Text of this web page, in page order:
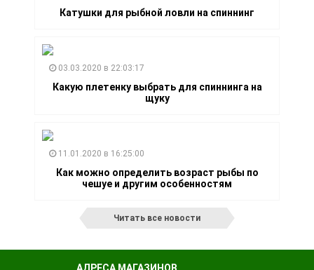
Катушки для рыбной ловли на спиннинг
03.03.2020 в 22:03:17
Какую плетенку выбрать для спиннинга на
щуку
11.01.2020 в 16:25:00
Как можно определить возраст рыбы по
чешуе и другим особенностям
Читать все новости